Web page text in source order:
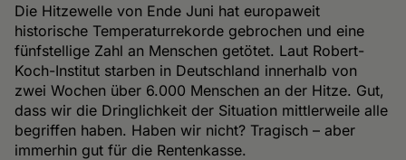
Die Hitzewelle von Ende Juni hat europaweit
historische Temperaturrekorde gebrochen und eine
fünfstellige Zahl an Menschen getötet. Laut Robert-
Koch-Institut starben in Deutschland innerhalb von
zwei Wochen über 6.000 Menschen an der Hitze. Gut,
dass wir die Dringlichkeit der Situation mittlerweile alle
begriffen haben. Haben wir nicht? Tragisch – aber
immerhin gut für die Rentenkasse.